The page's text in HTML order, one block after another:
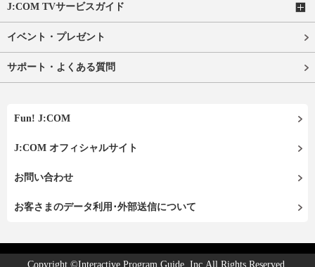
J:COM TVサービスガイド
イベント・プレゼント
サポート・よくある質問
Fun! J:COM
J:COM オフィシャルサイト
お問い合わせ
お客さまのデータ利用･外部送信について
Copyright ©Interactive Program Guide, Inc.All Rights Reserved.